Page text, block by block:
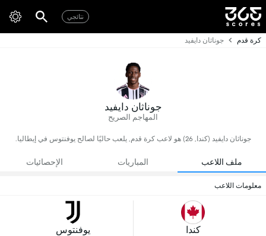
نتائجي
كرة قدم جوناثان دايفيد
جوناثان دايفيد
المهاجم الصريح
جوناثان دايفيد (كندا, 26) هو لاعب كرة قدم, يلعب حاليًا لصالح يوفنتوس في إيطاليا.
ملف اللاعب المباريات الإحصائيات
معلومات اللاعب
كندا يوفنتوس